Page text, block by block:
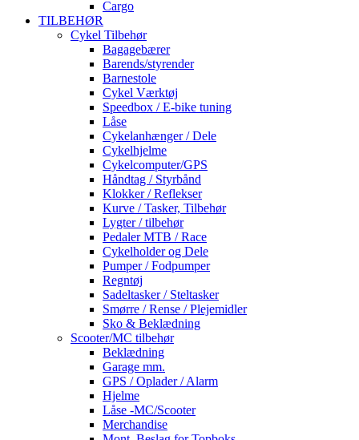
Cargo
TILBEHØR
Cykel Tilbehør
Bagagebærer
Barends/styrender
Barnestole
Cykel Værktøj
Speedbox / E-bike tuning
Låse
Cykelanhænger / Dele
Cykelhjelme
Cykelcomputer/GPS
Håndtag / Styrbånd
Klokker / Reflekser
Kurve / Tasker, Tilbehør
Lygter / tilbehør
Pedaler MTB / Race
Cykelholder og Dele
Pumper / Fodpumper
Regntøj
Sadeltasker / Steltasker
Smørre / Rense / Plejemidler
Sko & Beklædning
Scooter/MC tilbehør
Beklædning
Garage mm.
GPS / Oplader / Alarm
Hjelme
Låse -MC/Scooter
Merchandise